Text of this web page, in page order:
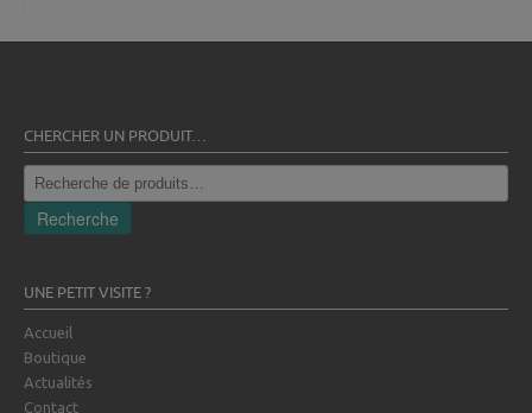
CHERCHER UN PRODUIT…
Recherche
pour :
Recherche
UNE PETIT VISITE ?
Accueil
Boutique
Actualités
Contact